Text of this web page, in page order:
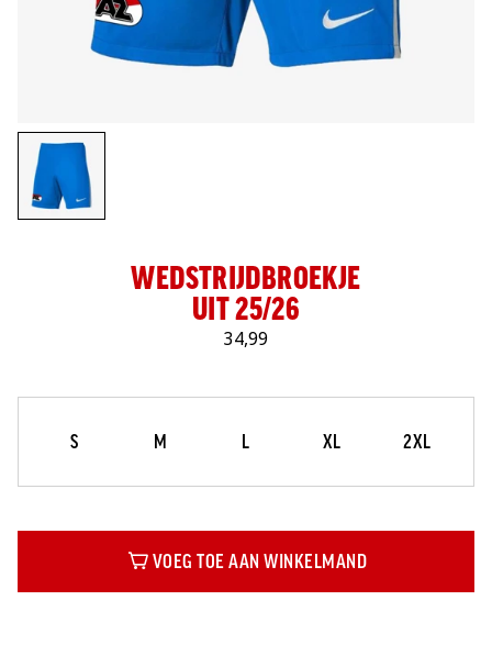
WEDSTRIJDBROEKJE
UIT 25/26
34,99
Maat
S M L XL 2XL
VOEG TOE AAN WINKELMAND